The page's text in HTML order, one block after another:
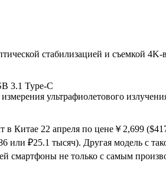
стабилизацией и съемкой 4K-
3.1 Type-C
ультрафиолетового
22 апреля по цене￥2,699
или ₽25.1 тысяч). Другая модель с
смартфоны не только с самым